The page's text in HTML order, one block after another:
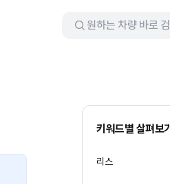
키워드별 살펴보기
리스